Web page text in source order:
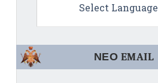
Select Language
ΝΕΟ EMAIL